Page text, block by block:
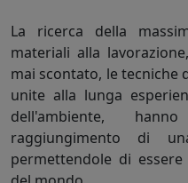
La ricerca della
materiali alla
mai scontato, le tecniche
unite alla lunga
dell'ambiente,
raggiungimento di
permettendole di